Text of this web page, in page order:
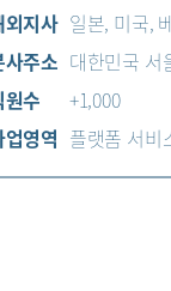
외지사 일본, 미국,
사주소 대한민국 서
원수
+1,000
업영역 플랫폼 서비